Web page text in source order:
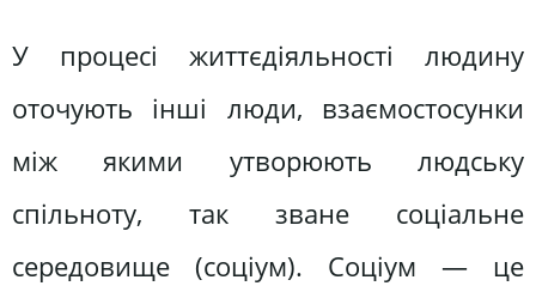
У процесі життєдіяльності людину
оточують інші люди, взаємостосунки
між якими утворюють людську
спільноту, так зване соціальне
середовище (соціум). Соціум — це